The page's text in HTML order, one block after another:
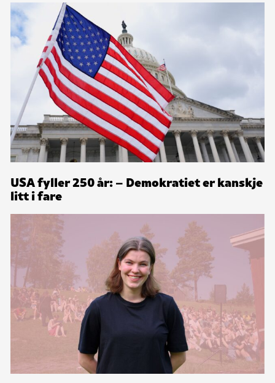
USA fyller 250 år: – Demokratiet er kanskje
litt i fare